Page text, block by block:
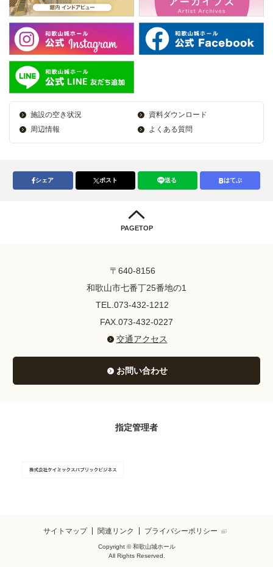
施設の空き状況
資料ダウンロード
周辺情報
よくある質問
シェア ポスト 送る はてぶ
PAGETOP
〒640-8156
和歌山市七番丁25番地の1
TEL.073-432-1212
FAX.073-432-0227
交通アクセス
お問い合わせ
指定管理者
サイトマップ 関連リンク プライバシーポリシー
Copyright © 和歌山城ホール
All Rights Reserved.